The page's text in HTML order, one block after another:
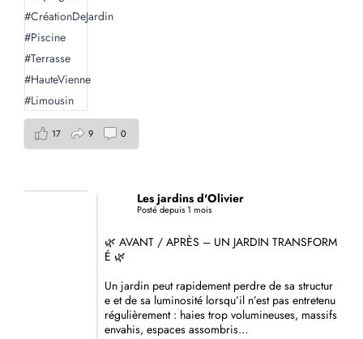
17 9 0
Les jardins d'Olivier
Posté depuis 1 mois
🌿 AVANT / APRÈS – UN JARDIN TRANSFORM
É 🌿
Un jardin peut rapidement perdre de sa structur
e et de sa luminosité lorsqu’il n’est pas entretenu
régulièrement : haies trop volumineuses, massifs
envahis, espaces assombris…